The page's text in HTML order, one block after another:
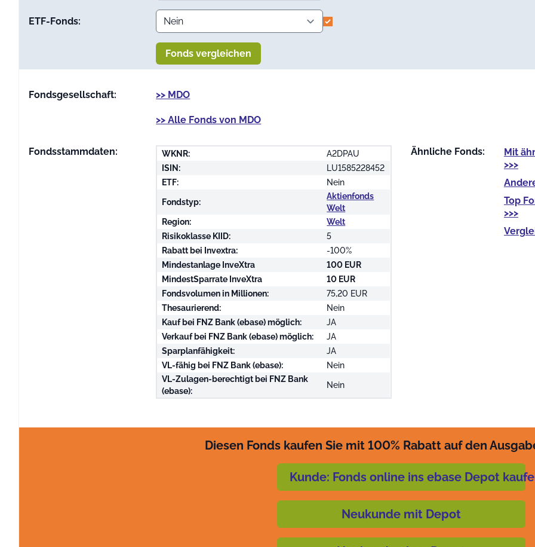
ETF-Fonds:
Fonds vergleichen
Fondsgesellschaft: >> MDO
>> Alle Fonds von MDO
Fondsstammdaten: WKNR:
A2DPAU
ISIN:
LU1585228452
ETF:
Nein
Fondstyp:
Aktienfonds
Welt
Region:
Welt
Risikoklasse KIID:
5
Rabatt bei Invextra:
-100%
Mindestanlage InveXtra
100 EUR
MindestSparrate InveXtra
10 EUR
Fondsvolumen in Millionen:
75,20 EUR
Thesaurierend:
Nein
Kauf bei FNZ Bank (ebase) möglich:
JA
Verkauf bei FNZ Bank (ebase) möglich:
JA
Sparplanfähigkeit:
JA
VL-fähig bei FNZ Bank (ebase):
Nein
VL-Zulagen-berechtigt bei FNZ Bank
(ebase):
Nein
Ähnliche Fonds: Mit
>>>
Top
>>>
Diesen Fonds kaufen Sie mit 100% Rabatt auf den
Kunde: Fonds online ins ebase Depot
Neukunde mit Depot